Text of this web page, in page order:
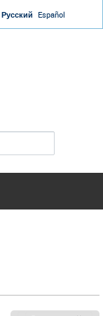
Русский Español